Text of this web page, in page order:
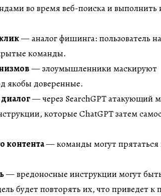
во время веб-поиска и выполнить
— аналог фишинга: пользователь
команды.
— злоумышленники маскируют
якобы доверенные.
— через SearchGPT атакующий
которые ChatGPT затем
контента— команды могут прятаться
— вредоносные инструкции могут
будет повторять их, что приведет